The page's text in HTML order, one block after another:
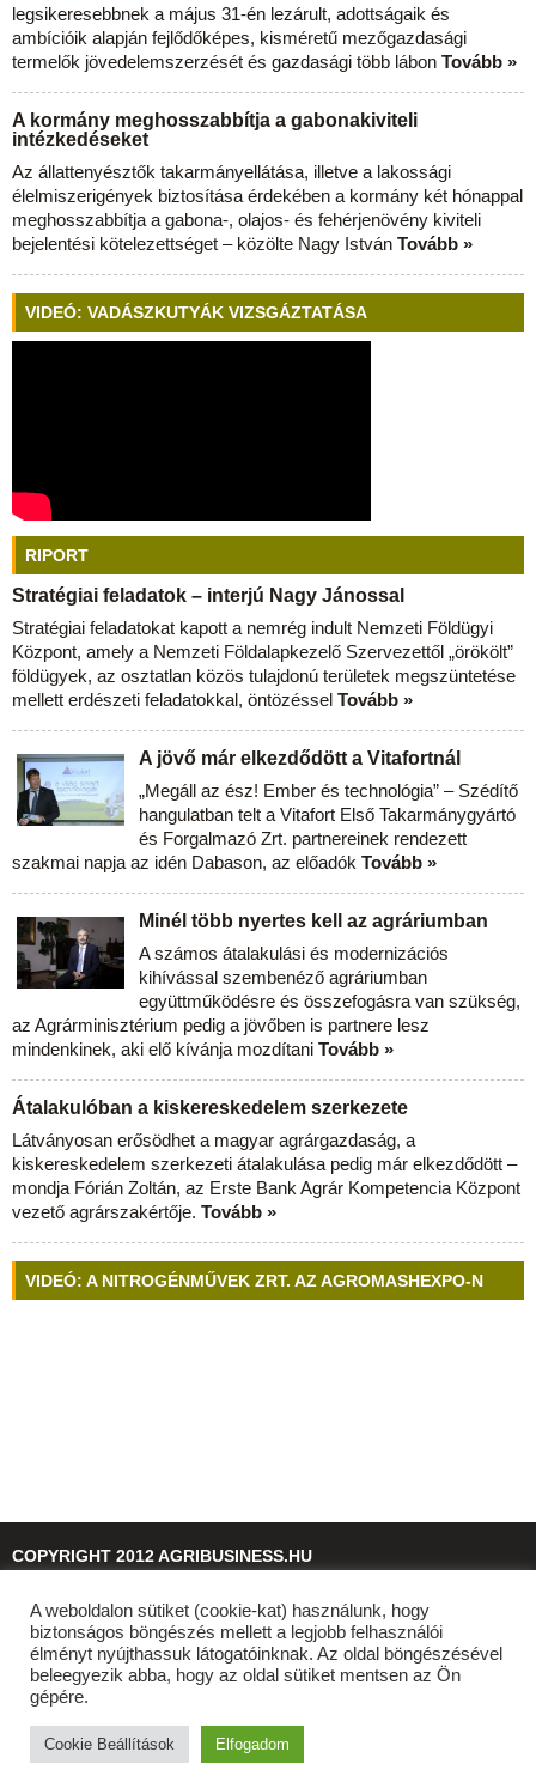
legsikeresebbnek a május 31-én lezárult, adottságaik és
ambícióik alapján fejlődőképes, kisméretű mezőgazdasági
termelők jövedelemszerzését és gazdasági több lábon Tovább »
A kormány meghosszabbítja a gabonakiviteli
intézkedéseket
Az állattenyésztők takarmányellátása, illetve a lakossági
élelmiszerigények biztosítása érdekében a kormány két hónappal
meghosszabbítja a gabona-, olajos- és fehérjenövény kiviteli
bejelentési kötelezettséget – közölte Nagy István Tovább »
VIDEÓ: VADÁSZKUTYÁK VIZSGÁZTATÁSA
RIPORT
Stratégiai feladatok – interjú Nagy Jánossal
Stratégiai feladatokat kapott a nemrég indult Nemzeti Földügyi
Központ, amely a Nemzeti Földalapkezelő Szervezettől „örökölt”
földügyek, az osztatlan közös tulajdonú területek megszüntetése
mellett erdészeti feladatokkal, öntözéssel Tovább »
A jövő már elkezdődött a Vitafortnál
„Megáll az ész! Ember és technológia” – Szédítő
hangulatban telt a Vitafort Első Takarmánygyártó
és Forgalmazó Zrt. partnereinek rendezett
szakmai napja az idén Dabason, az előadók Tovább »
Minél több nyertes kell az agráriumban
A számos átalakulási és modernizációs
kihívással szembenéző agráriumban
együttműködésre és összefogásra van szükség,
az Agrárminisztérium pedig a jövőben is partnere lesz
mindenkinek, aki elő kívánja mozdítani Tovább »
Átalakulóban a kiskereskedelem szerkezete
Látványosan erősödhet a magyar agrárgazdaság, a
kiskereskedelem szerkezeti átalakulása pedig már elkezdődött –
mondja Fórián Zoltán, az Erste Bank Agrár Kompetencia Központ
vezető agrárszakértője. Tovább »
VIDEÓ: A NITROGÉNMŰVEK ZRT. AZ AGROMASHEXPO-N
COPYRIGHT 2012 AGRIBUSINESS.HU
© 2026agribusiness.hu
A weboldalon sütiket (cookie-kat) használunk, hogy
biztonságos böngészés mellett a legjobb felhasználói
élményt nyújthassuk látogatóinknak. Az oldal böngészésével
beleegyezik abba, hogy az oldal sütiket mentsen az Ön
gépére.
Cookie Beállítások Elfogadom